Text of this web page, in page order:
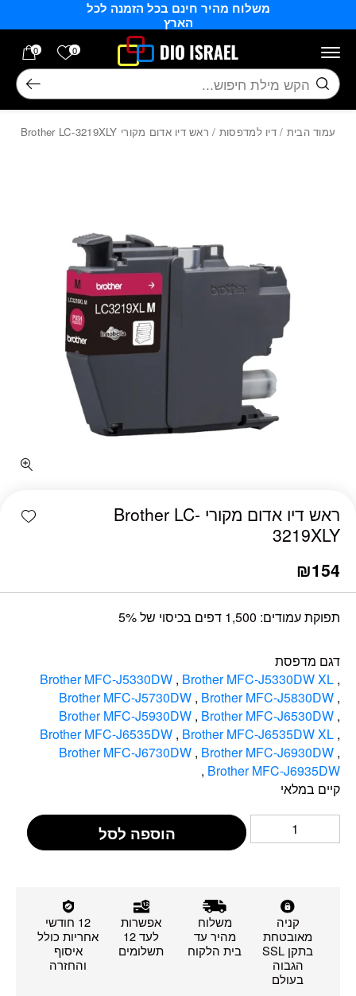
משלוח מהיר חינם בכל הזמנה לכל
הארץ
0 הרשימה
0
חיפוש
עמוד הבית /דיו למדפסות / ראש דיו אדום מקורי Brother LC-3219XLY
ראש דיו אדום מקורי Brother LC-
3219XLY
₪154
תפוקת עמודים: 1,500 דפים בכיסוי של 5%
דגם מדפסת
Brother MFC-J5330DW , Brother MFC-J5330DW XL ,
Brother MFC-J5730DW , Brother MFC-J5830DW ,
Brother MFC-J5930DW , Brother MFC-J6530DW ,
Brother MFC-J6535DW , Brother MFC-J6535DW XL ,
Brother MFC-J6730DW , Brother MFC-J6930DW ,
Brother MFC-J6935DW
,
קיים במלאי
הוספה לסל
קניה
מאובטחת
בתקן SSL
הגבוה
בעולם
משלוח
מהיר עד
בית הלקוח
אפשרות
לעד 12
תשלומים
12 חודשי
אחריות כולל
איסוף
והחזרה